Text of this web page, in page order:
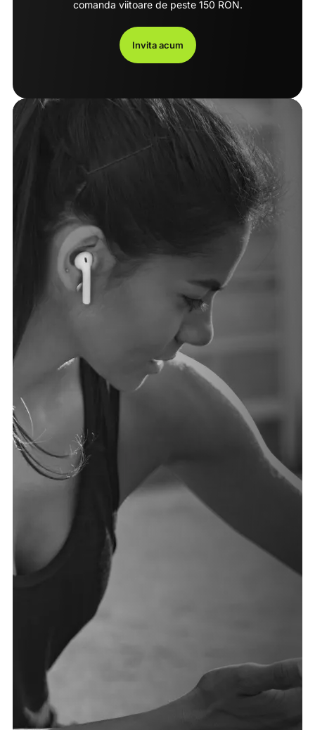
comanda viitoare de peste 150 RON.
Invita acum